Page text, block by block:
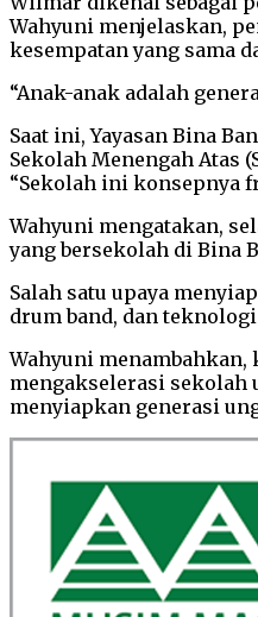
Wahyuni menjelaskan,
kesempatan yang sama
“Anak-anak adalah
Saat ini, Yayasan Bina
Sekolah Menengah Atas
“Sekolah ini konsepnya
Wahyuni mengatakan,
yang bersekolah di Bina
Salah satu upaya
drum band, dan
Wahyuni
mengakselerasi sekolah
menyiapkan generasi